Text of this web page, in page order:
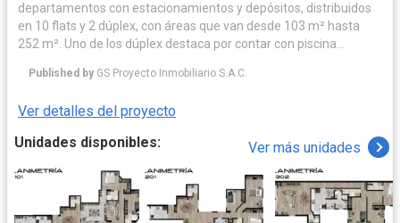
departamentos con estacionamientos y depósitos, distribuidos
en 10 flats y 2 dúplex, con áreas que van desde 103 m² hasta
252 m². Uno de los dúplex destaca por contar con piscina
segundo ofrece una amplia terraza con parrilla, ideal para el
Published by GS Proyecto Inmobiliario S.A.C.
Ver detalles del proyecto
Unidades disponibles:
Ver más unidades